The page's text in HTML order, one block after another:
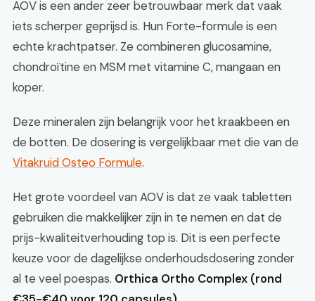
AOV is een ander zeer betrouwbaar merk dat vaak
iets scherper geprijsd is. Hun Forte-formule is een
echte krachtpatser. Ze combineren glucosamine,
chondroïtine en MSM met vitamine C, mangaan en
koper.
Deze mineralen zijn belangrijk voor het kraakbeen en
de botten. De dosering is vergelijkbaar met die van de
Vitakruid Osteo Formule.
Het grote voordeel van AOV is dat ze vaak tabletten
gebruiken die makkelijker zijn in te nemen en dat de
prijs-kwaliteitverhouding top is. Dit is een perfecte
keuze voor de dagelijkse onderhoudsdosering zonder
al te veel poespas. Orthica Ortho Complex (rond